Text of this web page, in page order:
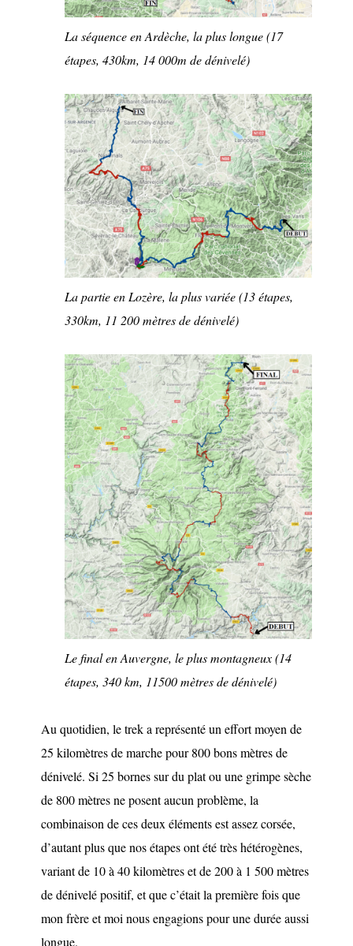
La séquence en Ardèche, la plus longue (17
étapes, 430km, 14 000m de dénivelé)
La partie en Lozère, la plus variée (13 étapes,
330km, 11 200 mètres de dénivelé)
Le final en Auvergne, le plus montagneux (14
étapes, 340 km, 11500 mètres de dénivelé)
Au quotidien, le trek a représenté un effort moyen de
25 kilomètres de marche pour 800 bons mètres de
dénivelé. Si 25 bornes sur du plat ou une grimpe sèche
de 800 mètres ne posent aucun problème, la
combinaison de ces deux éléments est assez corsée,
d’autant plus que nos étapes ont été très hétérogènes,
variant de 10 à 40 kilomètres et de 200 à 1 500 mètres
de dénivelé positif, et que c’était la première fois que
mon frère et moi nous engagions pour une durée aussi
longue.